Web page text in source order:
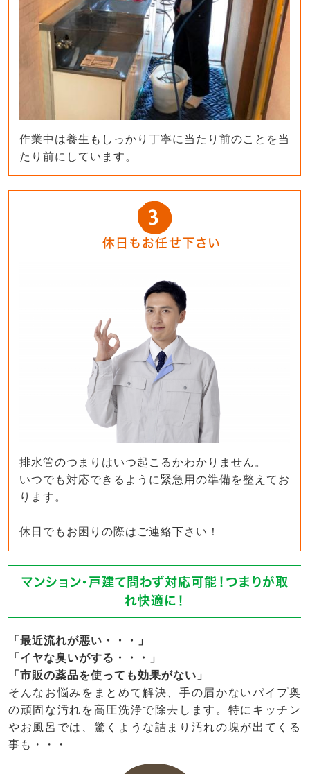
作業中は養生もしっかり丁寧に当たり前のことを当
たり前にしています。
休日もお任せ下さい
排水管のつまりはいつ起こるかわかりません。
いつでも対応できるように緊急用の準備を整えてお
ります。
休日でもお困りの際はご連絡下さい！
マンション・戸建て問わず対応可能！つまりが取
れ快適に！
「最近流れが悪い・・・」
「イヤな臭いがする・・・」
「市販の薬品を使っても効果がない」
そんなお悩みをまとめて解決、手の届かないパイプ奥
の頑固な汚れを高圧洗浄で除去します。特にキッチン
やお風呂では、驚くような詰まり汚れの塊が出てくる
事も・・・